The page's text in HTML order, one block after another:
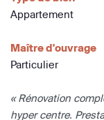
Appartement
Maître d'ouvrage
Particulier
« Rénovation
hyper centre.